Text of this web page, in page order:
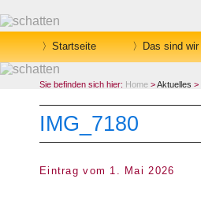
Startseite Das sind wir
Sie befinden sich hier: Home >Aktuelles >
IMG_7180
Eintrag vom 1. Mai 2026